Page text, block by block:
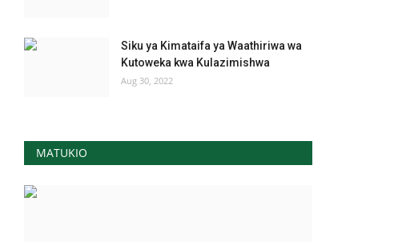
Siku ya Kimataifa ya Waathiriwa wa
Kutoweka kwa Kulazimishwa
Aug 30, 2022
MATUKIO